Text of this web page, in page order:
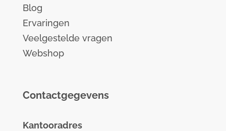
Blog
Ervaringen
Veelgestelde vragen
Webshop
Contactgegevens
Kantooradres